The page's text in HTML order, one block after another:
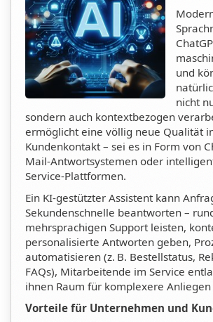
und
nicht
sondern auch kontextbezogen
ermöglicht eine völlig neue Qualität
Kundenkontakt – sei es in Form von
Mail-Antwortsystemen oder
Service-Plattformen.
Ein KI-gestützter Assistent kann
Sekundenschnelle beantworten –
mehrsprachigen Support leisten,
personalisierte Antworten geben,
automatisieren (z. B. Bestellstatus,
FAQs), Mitarbeitende im Service
ihnen Raum für komplexere Anliegen
Vorteile für Unternehmen und